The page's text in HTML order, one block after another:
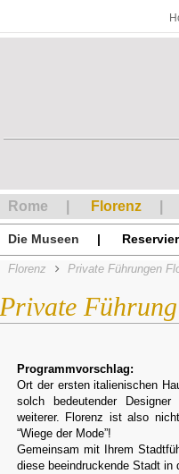
Rome Florenz
Die Museen
Florenz Private Führungen
Private Führung
Programmvorschlag:
Ort der ersten italienischen
solch bedeutender
weiterer. Florenz ist also
“Wiege der Mode”!
Gemeinsam mit Ihrem
diese beeindruckende Stadt in